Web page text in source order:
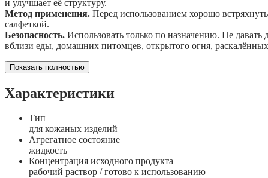
и улучшает её структуру.
Метод применения. Перед использованием хорошо
салфеткой.
Безопасность. Использовать только по назначению. Не
вблизи еды, домашних питомцев, открытого огня,
Показать полностью
Характеристики
Тип
для кожаных изделий
Агрегатное состояние
жидкость
Концентрация исходного продукта
рабочий раствор / готово к использованию